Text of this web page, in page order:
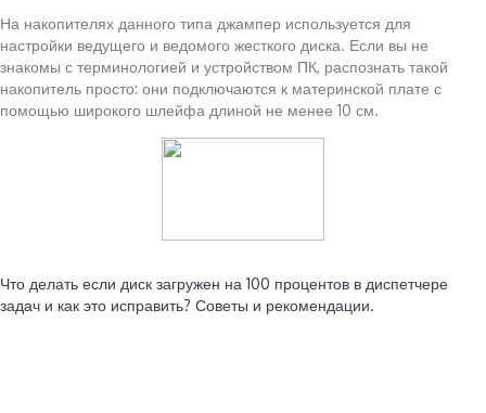
На накопителях данного типа джампер используется для
настройки ведущего и ведомого жесткого диска. Если вы не
знакомы с терминологией и устройством ПК, распознать такой
накопитель просто: они подключаются к материнской плате с
помощью широкого шлейфа длиной не менее 10 см.
Что делать если диск загружен на 100 процентов в диспетчере
задач и как это исправить? Советы и рекомендации.